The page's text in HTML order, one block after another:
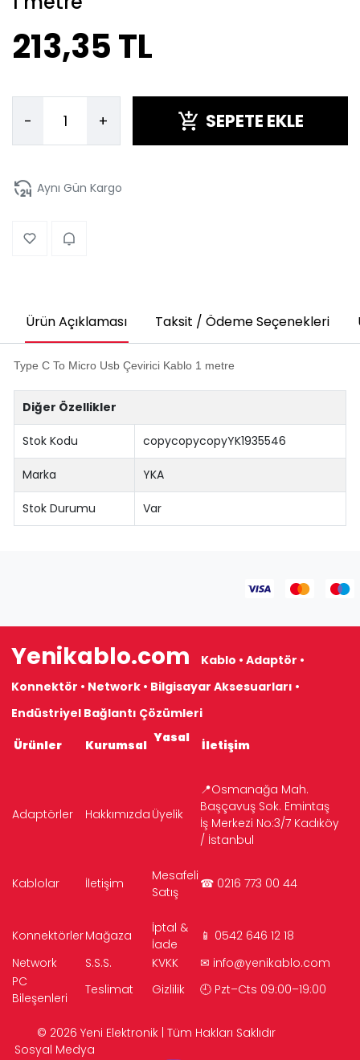
213,35 TL
- + SEPETE EKLE
Aynı Gün Kargo
Ürün Açıklaması Taksit / Ödeme Seçenekleri
Type C To Micro Usb Çevirici Kablo 1 metre
Diğer Özellikler
Stok Kodu copycopycopyYK1935546
Marka YKA
Stok Durumu Var
Yenikablo.com
Kablo • Adaptör •
Konnektör • Network • Bilgisayar Aksesuarları •
Endüstriyel Bağlantı Çözümleri
Ürünler
Kurumsal Yasal İletişim
Adaptörler Hakkımızda Üyelik
📍Osmanağa Mah.
Başçavuş Sok. Emintaş
İş Merkezi No:3/7 Kadıköy
/ İstanbul
Kablolar İletişim
Mesafeli
Satış
☎ 0216 773 00 44
KonnektörlerMağaza
İptal &
İade
📱 0542 646 12 18
Network
S.S.S. KVKK ✉ info@yenikablo.com
PC
Bileşenleri
Teslimat Gizlilik 🕘 Pzt–Cts 09:00–19:00
© 2026 Yeni Elektronik | Tüm Hakları Saklıdır
Sosyal Medya